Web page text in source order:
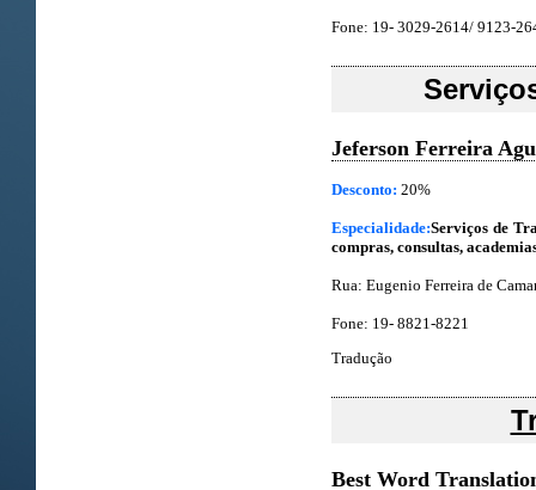
Fone: 19- 3029-2614/ 9123-
Jeferson Ferreira
Desconto: 20%
Especialidade:Serviços de
compras, consultas,
Rua: Eugenio Ferreira de
Fone: 19- 8821-8221
Tradução
Best Word